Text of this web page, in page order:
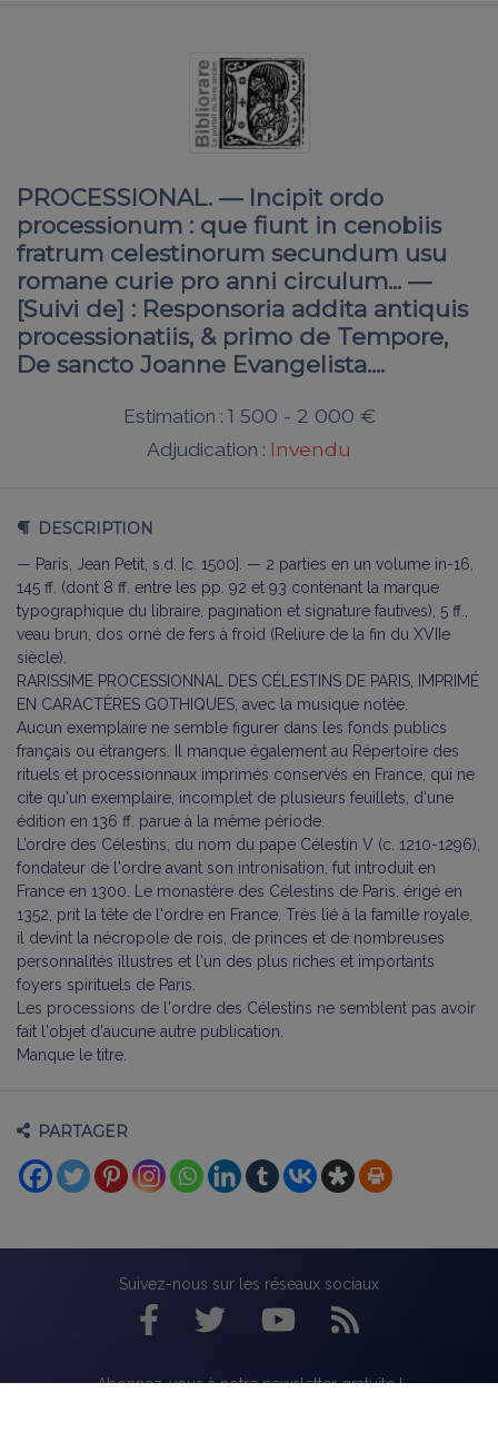
PROCESSIONAL. — Incipit ordo
processionum : que fiunt in cenobiis
fratrum celestinorum secundum usu
romane curie pro anni circulum... —
[Suivi de] : Responsoria addita antiquis
processionatiis, & primo de Tempore,
De sancto Joanne Evangelista....
Estimation : 1 500 - 2 000 €
Adjudication : Invendu
DESCRIPTION
— Paris, Jean Petit, s.d. [c. 1500]. — 2 parties en un volume in-16,
145 ff. (dont 8 ff. entre les pp. 92 et 93 contenant la marque
typographique du libraire, pagination et signature fautives), 5 ff.,
veau brun, dos orné de fers à froid (Reliure de la fin du XVIIe
siècle).
RARISSIME PROCESSIONNAL DES CÉLESTINS DE PARIS, IMPRIMÉ
EN CARACTÈRES GOTHIQUES, avec la musique notée.
Aucun exemplaire ne semble figurer dans les fonds publics
français ou étrangers. Il manque également au Répertoire des
rituels et processionnaux imprimés conservés en France, qui ne
cite qu'un exemplaire, incomplet de plusieurs feuillets, d'une
édition en 136 ff. parue à la même période.
L’ordre des Célestins, du nom du pape Célestin V (c. 1210-1296),
fondateur de l'ordre avant son intronisation, fut introduit en
France en 1300. Le monastère des Célestins de Paris, érigé en
1352, prit la tête de l'ordre en France. Très lié à la famille royale,
il devint la nécropole de rois, de princes et de nombreuses
personnalités illustres et l'un des plus riches et importants
foyers spirituels de Paris.
Les processions de l'ordre des Célestins ne semblent pas avoir
fait l'objet d'aucune autre publication.
Manque le titre.
PARTAGER
Suivez-nous sur les réseaux sociaux
Abonnez-vous à notre newsletter gratuite !